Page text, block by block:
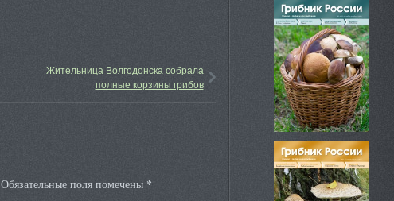
Жительница Волгодонска собрала
полные корзины грибов
Обязательные поля помечены *